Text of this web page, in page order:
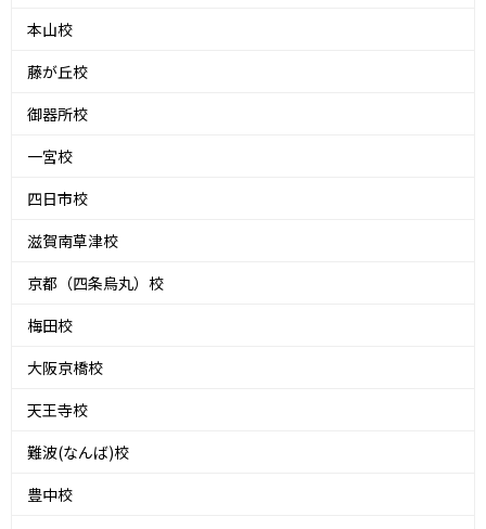
本山校
藤が丘校
御器所校
一宮校
四日市校
滋賀南草津校
京都（四条烏丸）校
梅田校
大阪京橋校
天王寺校
難波(なんば)校
豊中校